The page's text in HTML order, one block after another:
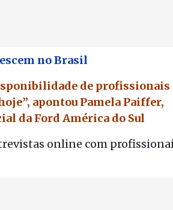
no Brasil
de profissionais
apontou Pamela Paiffer,
da Ford América do Sul
online com